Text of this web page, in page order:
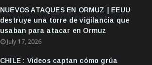
NUEVOS ATAQUES EN ORMUZ | EEUU
destruye una torre de vigilancia que
usaban para atacar en Ormuz
July 17, 2026
CHILE : Videos captan cómo grúa